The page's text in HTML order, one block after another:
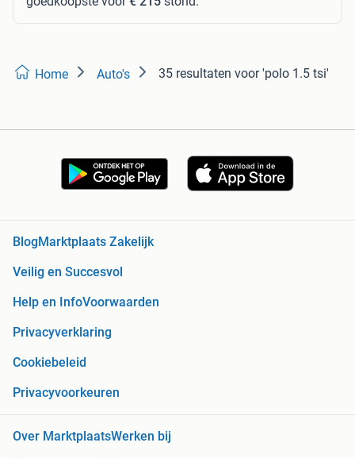
Home Auto's 35 resultaten voor 'polo 1.5 tsi'
BlogMarktplaats Zakelijk
Veilig en Succesvol
Help en InfoVoorwaarden
Privacyverklaring
Cookiebeleid
Privacyvoorkeuren
Over MarktplaatsWerken bij